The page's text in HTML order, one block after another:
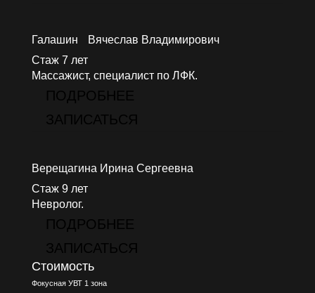
Галашин Вячеслав Владимирович
Стаж 7 лет
Массажист, специалист по ЛФК.
ПОДРОБНЕЕ
ЗАПИСАТЬСЯ
Верещагина Ирина Сергеевна
Стаж 9 лет
Невролог.
ПОДРОБНЕЕ
ЗАПИСАТЬСЯ
Стоимость
Фокусная УВТ 1 зона